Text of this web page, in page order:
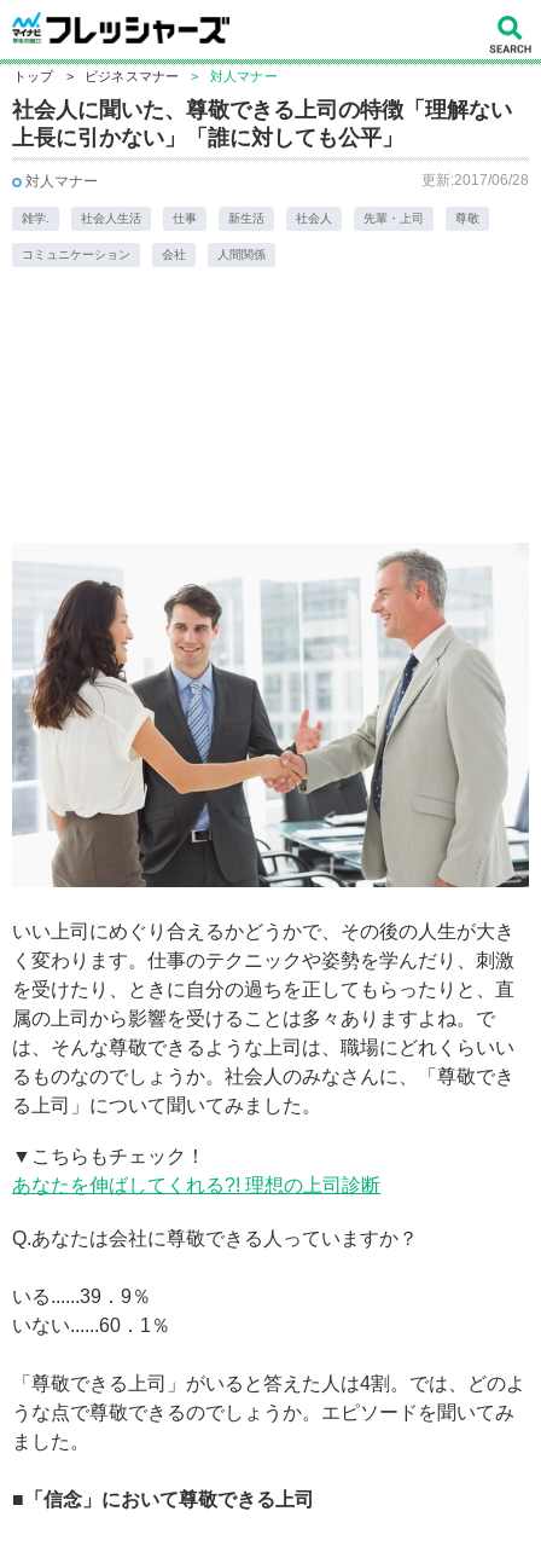
トップ > ビジネスマナー > 対人マナー
社会人に聞いた、尊敬できる上司の特徴「理解ない
上長に引かない」「誰に対しても公平」
対人マナー 更新:2017/06/28
雑学. 社会人生活 仕事 新生活 社会人 先輩・上司 尊敬
コミュニケーション 会社 人間関係
いい上司にめぐり合えるかどうかで、その後の人生が大き
く変わります。仕事のテクニックや姿勢を学んだり、刺激
を受けたり、ときに自分の過ちを正してもらったりと、直
属の上司から影響を受けることは多々ありますよね。で
は、そんな尊敬できるような上司は、職場にどれくらいい
るものなのでしょうか。社会人のみなさんに、「尊敬でき
る上司」について聞いてみました。
▼こちらもチェック！
あなたを伸ばしてくれる?! 理想の上司診断
Q.あなたは会社に尊敬できる人っていますか？
いる......39．9％
いない......60．1％
「尊敬できる上司」がいると答えた人は4割。では、どのよ
うな点で尊敬できるのでしょうか。エピソードを聞いてみ
ました。
■「信念」において尊敬できる上司